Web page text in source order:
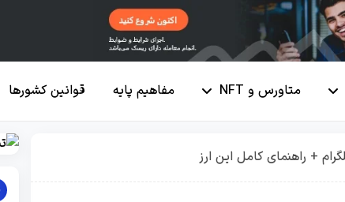
متاورس و NFT مفاهیم پایه قوانین کشورها